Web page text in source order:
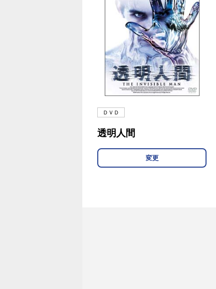
ＤＶＤ
透明人間
変更